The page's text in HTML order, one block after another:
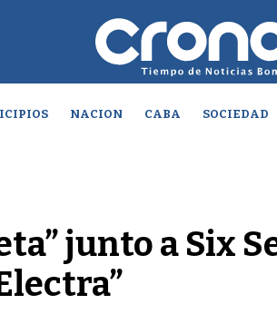
NACION CABA SOCIEDAD
junto a Six